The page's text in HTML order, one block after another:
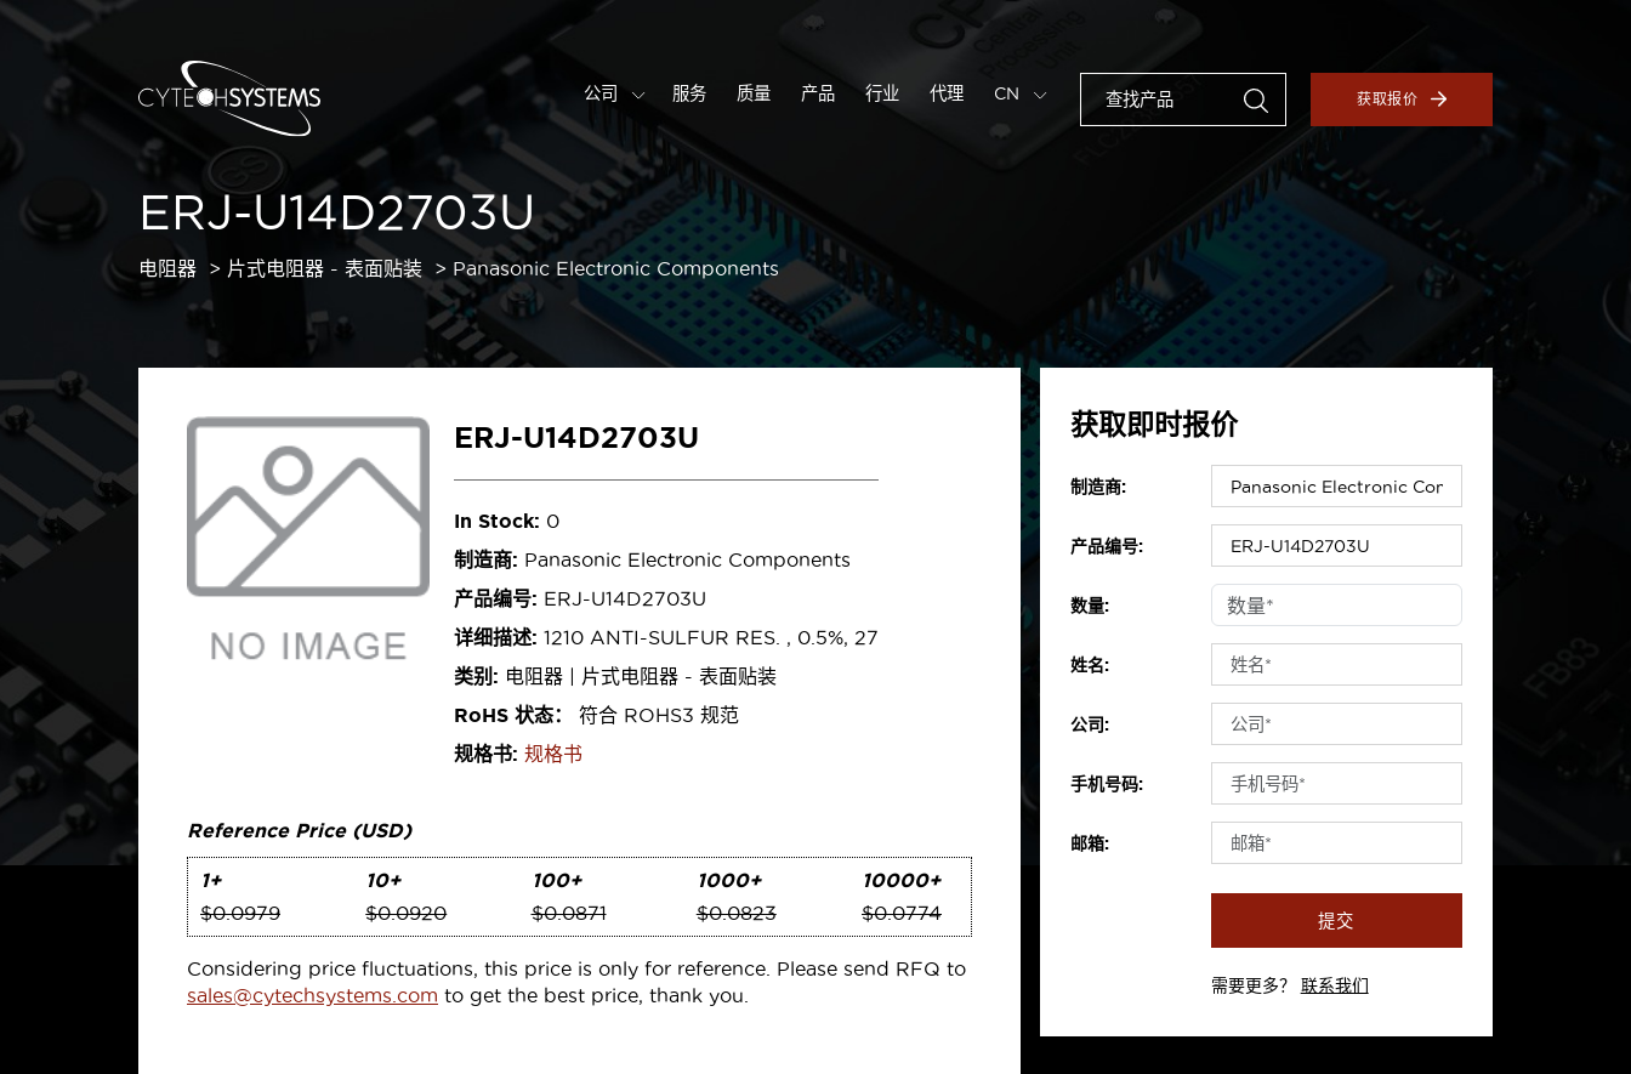
公司 服务 质量 产品 行业 代理 CN 获取报价
ERJ-U14D2703U
电阻器 片式电阻器 - 表面贴装 Panasonic Electronic Components
ERJ-U14D2703U
In Stock: 0
制造商: Panasonic Electronic Components
产品编号: ERJ-U14D2703U
详细描述: 1210 ANTI-SULFUR RES. , 0.5%, 27
类别: 电阻器 | 片式电阻器 - 表面贴装
RoHS 状态：
符合 ROHS3 规范
规格书: 规格书
Reference Price (USD)
1+
$0.0979
10+
$0.0920
100+
$0.0871
1000+
$0.0823
10000+
$0.0774
Considering price fluctuations, this price is only for reference. Please send RFQ to
sales@cytechsystems.com to get the best price, thank you.
获取即时报价
制造商:
产品编号:
数量:
姓名:
公司:
手机号码:
邮箱:
提交
需要更多？ 联系我们